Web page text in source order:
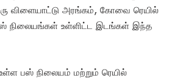
விளையாட்டு அரங்கம், கோவை ரெயில்
பஸ் நிலையங்கள் உள்ளிட்ட இடங்கள் இந்த
பஸ் நிலையம் மற்றும் ரெயில்